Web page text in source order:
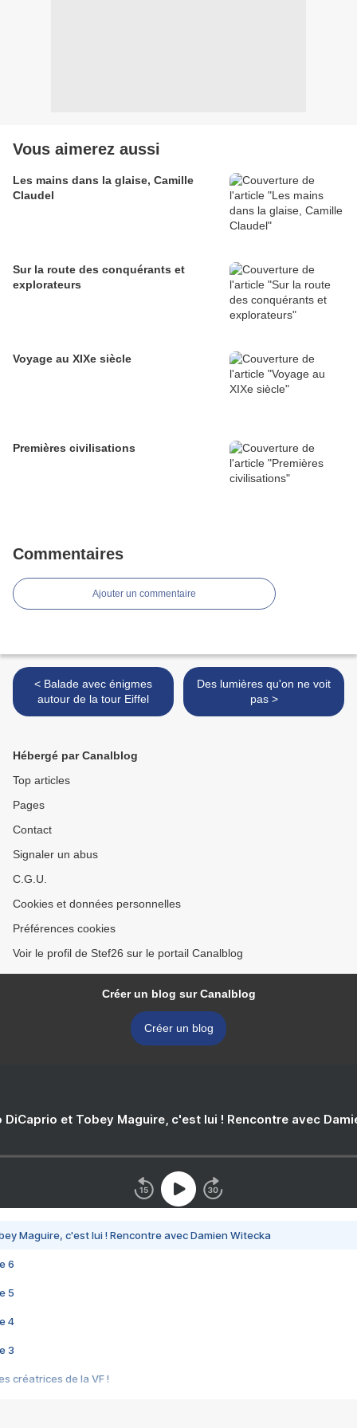
Vous aimerez aussi
Les mains dans la glaise, Camille
Claudel
Sur la route des conquérants et
explorateurs
Voyage au XIXe siècle
Premières civilisations
Commentaires
Ajouter un commentaire
< Balade avec énigmes
autour de la tour Eiffel
Des lumières qu'on ne voit
pas >
Hébergé par Canalblog
Top articles
Pages
Contact
Signaler un abus
C.G.U.
Cookies et données personnelles
Préférences cookies
Voir le profil de Stef26 sur le portail Canalblog
Créer un blog sur Canalblog
Créer un blog
DiCaprio et Tobey Maguire, c'est lui ! Rencontre avec
Maguire, c'est lui ! Rencontre avec Damien Witecka
6
5
4
3
créatrices de la VF !